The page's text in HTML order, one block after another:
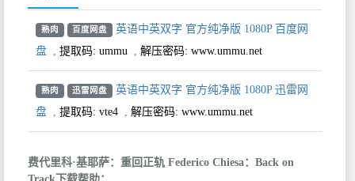
熟肉 百度网盘
英语中英双字 官方纯净版 1080P 百度网
盘
提取码: ummu 解压密码: www.ummu.net
熟肉 迅雷网盘
英语中英双字 官方纯净版 1080P 迅雷网
盘
提取码: vte4 解压密码: www.ummu.net
费代里科·基耶萨：重回正轨 Federico Chiesa：Back on